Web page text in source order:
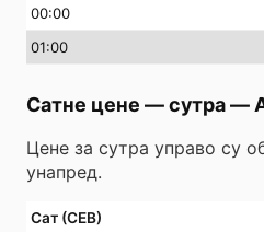
00:00
01:00
Сатне цене — сутра—
Цене за сутра управо су
унапред.
Сат (СЕВ)